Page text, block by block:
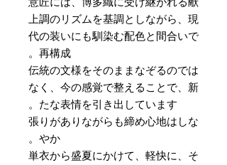
上調のリズムを基調としながら、現
代の装いにも馴染む配色と間合いで
再構成。
伝統の文様をそのままなぞるのでは
なく、今の感覚で整えることで、新
たな表情を引き出しています。
張りがありながらも締め心地はしな
やか。
単衣から盛夏にかけて、軽快に、そ